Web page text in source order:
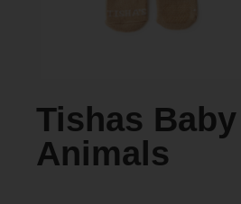
Tishas
Animals